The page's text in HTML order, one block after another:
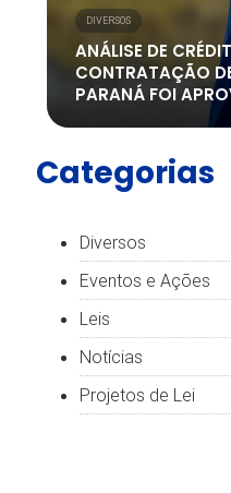
DIVERSOS
ANÁLISE DE
CONTRATAÇÃO
PARANÁ FOI
Categorias
Diversos
Eventos e Ações
Leis
Notícias
Projetos de Lei